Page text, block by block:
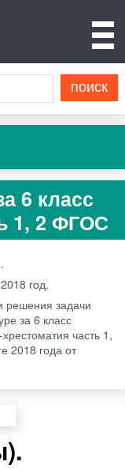
6 класс
1, 2 ФГОС
2018 год.
решения задачи
за 6 класс
часть 1,
2018 года от